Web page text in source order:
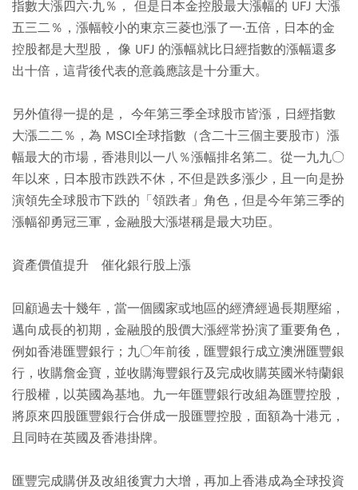
指數大漲四六‧九％， 但是日本金控股最大漲幅的 UFJ 大漲
五三二％，漲幅較小的東京三菱也漲了一‧五倍，日本的金
控股都是大型股， 像 UFJ 的漲幅就比日經指數的漲幅還多
出十倍，這背後代表的意義應該是十分重大。
另外值得一提的是， 今年第三季全球股市皆漲，日經指數
大漲二二％，為 MSCI全球指數（含二十三個主要股市）漲
幅最大的市場，香港則以一八％漲幅排名第二。從一九九○
年以來，日本股市跌跌不休，不但是跌多漲少，且一向是扮
演領先全球股市下跌的「領跌者」角色，但是今年第三季的
漲幅卻勇冠三軍，金融股大漲堪稱是最大功臣。
資產價值提升 催化銀行股上漲
回顧過去十幾年，當一個國家或地區的經濟經過長期壓縮，
邁向成長的初期，金融股的股價大漲經常扮演了重要角色，
例如香港匯豐銀行；九○年前後，匯豐銀行成立澳洲匯豐銀
行，收購詹金寶，並收購海豐銀行及完成收購英國米特蘭銀
行股權，以英國為基地。九一年匯豐銀行改組為匯豐控股，
將原來四股匯豐銀行合併成一股匯豐控股，面額為十港元，
且同時在英國及香港掛牌。
匯豐完成購併及改組後實力大增，再加上香港成為全球投資